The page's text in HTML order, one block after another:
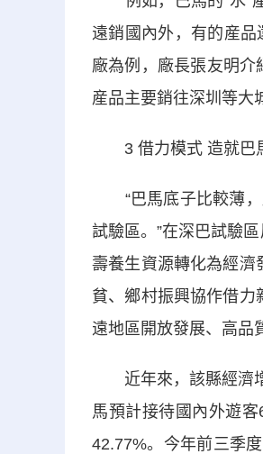
遠銷國內外，有的産品
廠為例，廠長張友明介
産品主要銷往深圳等大
3 借力模式 造就巴
“巴馬底子比較薄，
試驗區。”在深巴試驗
壽養生資源轉化為經濟
貧、鄉村振興協作借力
遠地區開放發展、高品
近年來，該縣經濟增
馬預計接待國內外遊
42.77%。今年前三季